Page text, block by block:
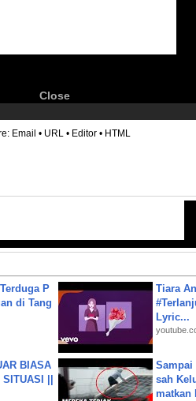
Close
Email • URL • Editor • HTML
P
di Tang
Tiara
Lyric...
BIASA
||
Sampai
sah
matkan